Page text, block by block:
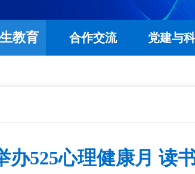
教育 合作交流 党建与
525心理健康月 读